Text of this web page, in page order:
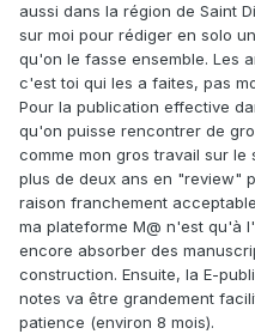
aussi dans la région de Saint
sur moi pour rédiger en solo
qu'on le fasse ensemble. Les
c'est toi qui les a faites, pas
Pour la publication effective
qu'on puisse rencontrer de
comme mon gros travail sur
plus de deux ans en "review"
raison franchement
ma plateforme M@ n'est qu'à
encore absorber des
construction. Ensuite, la E-
notes va être grandement
patience (environ 8 mois).